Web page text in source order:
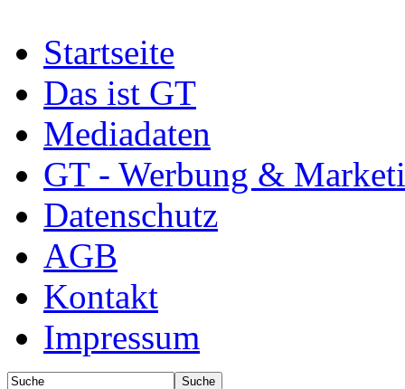
Startseite
Das ist GT
Mediadaten
GT - Werbung &
Datenschutz
AGB
Kontakt
Impressum